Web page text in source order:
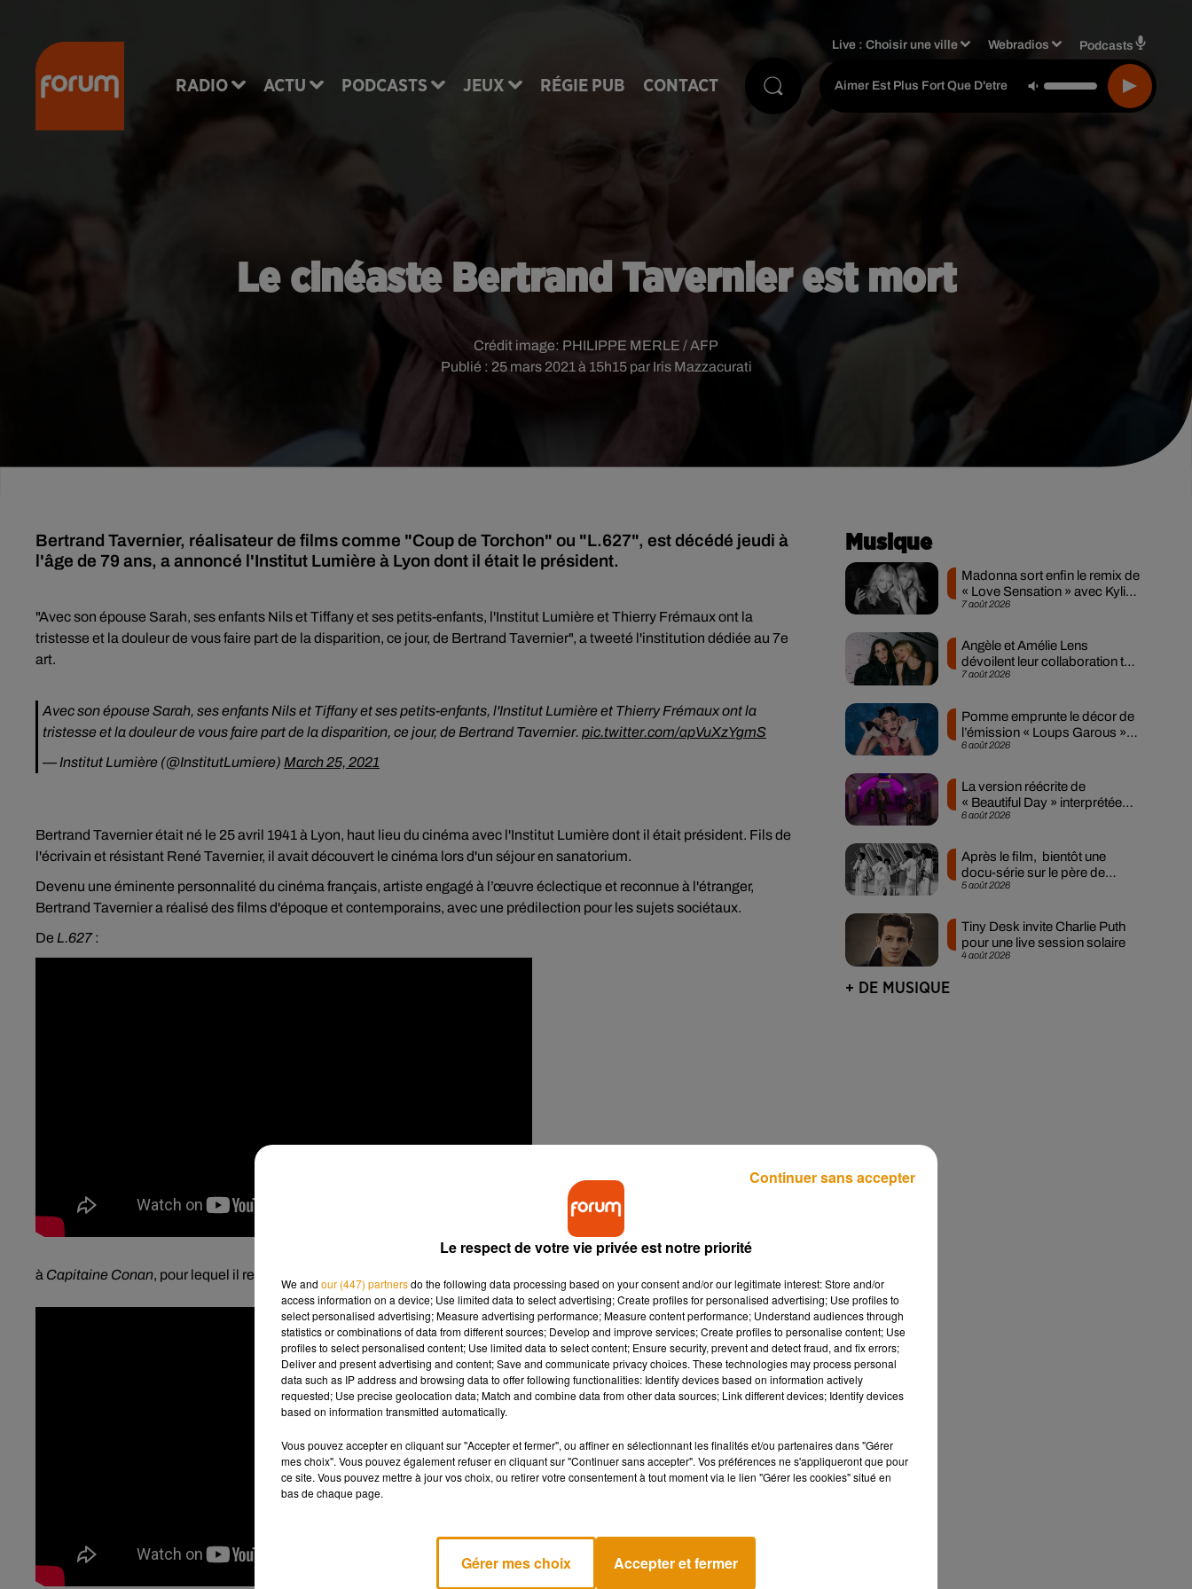
RADIO ACTU PODCASTS JEUX RÉGIE PUB CONTACT
Live :Choisir une ville Webradios Podcasts
Aimer Est Plus Fort Que D'etre Aime - Daniel Balavoine
Le cinéaste Bertrand Tavernier est mort
Publié : 25 mars 2021 à 15h15 par Iris Mazzacurati
Crédit image: PHILIPPE MERLE / AFP
Bertrand Tavernier, réalisateur de films comme "Coup de Torchon" ou "L.627", est décédé jeudi à
l'âge de 79 ans, a annoncé l'Institut Lumière à Lyon dont il était le président.
"Avec son épouse Sarah, ses enfants Nils et Tiffany et ses petits-enfants, l'Institut Lumière et Thierry Frémaux ont la
tristesse et la douleur de vous faire part de la disparition, ce jour, de Bertrand Tavernier", a tweeté l'institution dédiée au 7e
art.
Avec son épouse Sarah, ses enfants Nils et Tiffany et ses petits-enfants, l'Institut Lumière et Thierry Frémaux ont la
tristesse et la douleur de vous faire part de la disparition, ce jour, de Bertrand Tavernier. pic.twitter.com/apVuXzYgmS
— Institut Lumière (@InstitutLumiere) March 25, 2021
Bertrand Tavernier était né le 25 avril 1941 à Lyon, haut lieu du cinéma avec l'Institut Lumière dont il était président. Fils de
l'écrivain et résistant René Tavernier, il avait découvert le cinéma lors d'un séjour en sanatorium.
Devenu une éminente personnalité du cinéma français, artiste engagé à l’œuvre éclectique et reconnue à l'étranger,
Bertrand Tavernier a réalisé des films d'époque et contemporains, avec une prédilection pour les sujets sociétaux.
De L.627:
à Capitaine Conan, pour lequel il reçut le César de la meilleure réalisation en 1997 :
Musique
7 août 2026
Madonna sort enfin le remix de
« Love Sensation » avec Kylie
Minogue
7 août 2026
Angèle et Amélie Lens
dévoilent leur collaboration tant
attendue
6 août 2026
Pomme emprunte le décor de
l’émission « Loups Garous »
pour son...
6 août 2026
La version réécrite de
« Beautiful Day » interprétée
lors des...
5 août 2026
Après le film, bientôt une
docu-série sur le père de
Michael Jackson
4 août 2026
Tiny Desk invite Charlie Puth
pour une live session solaire
+ DE MUSIQUE
Le respect de votre vie privée est notre priorité
We and our (447) partnersdo the following data processing based on your consent and/or our legitimate interest: Store and/or
access information on a device; Use limited data to select advertising; Create profiles for personalised advertising; Use profiles to
select personalised advertising; Measure advertising performance; Measure content performance; Understand audiences through
statistics or combinations of data from different sources; Develop and improve services; Create profiles to personalise content; Use
profiles to select personalised content; Use limited data to select content; Ensure security, prevent and detect fraud, and fix errors;
Deliver and present advertising and content; Save and communicate privacy choices. These technologies may process personal
data such as IP address and browsing data to offer following functionalities: Identify devices based on information actively
requested; Use precise geolocation data; Match and combine data from other data sources; Link different devices; Identify devices
based on information transmitted automatically.
Vous pouvez accepter en cliquant sur "Accepter et fermer", ou affiner en sélectionnant les finalités et/ou partenaires dans "Gérer
mes choix". Vous pouvez également refuser en cliquant sur "Continuer sans accepter". Vos préférences ne s'appliqueront que pour
ce site. Vous pouvez mettre à jour vos choix, ou retirer votre consentement à tout moment via le lien "Gérer les cookies" situé en
bas de chaque page.
Gérer mes choix Accepter et fermer
Continuer sans accepter